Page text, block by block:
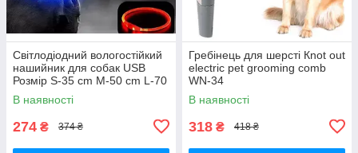
Світлодіодний вологостійкий
нашийник для собак USB
Розмір S-35 cm M-50 cm L-70
cm
В наявності
274 ₴ 374 ₴
Гребінець для шерсті Кnot out
electric pet grooming comb
WN-34
В наявності
318 ₴ 418 ₴